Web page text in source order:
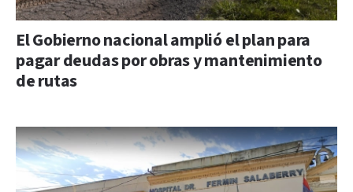
El Gobierno nacional amplió el plan para
pagar deudas por obras y mantenimiento
de rutas